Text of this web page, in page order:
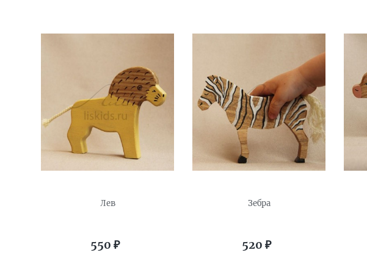
Лев
550 ₽
Зебра
520 ₽